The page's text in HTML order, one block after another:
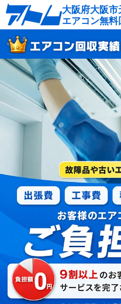
大阪府大阪
エアコン無
サービスの特徴
対応エリア
よくあるご質問
大阪市天
最短即日
受付：24時間
LINEやメ
メールで回収依頼